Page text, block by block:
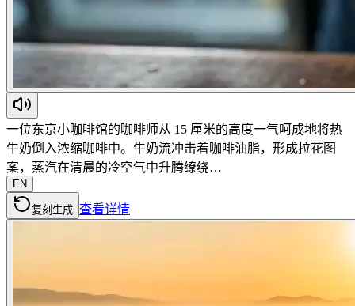
一位东京小咖啡馆的咖啡师从 15 厘米的高度一气呵成地将热
牛奶倒入浓缩咖啡中。牛奶流冲击着咖啡油脂，形成拉花图
案，蒸汽在清晨的冷空气中升腾缭绕…
EN
复刻生成 查看详情